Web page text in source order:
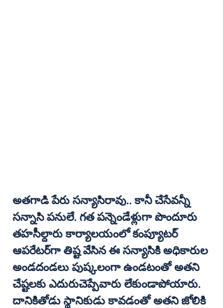
అతగాడి పేరు సన్యాసిరావు.. కానీ చేసేవన్నీ
సన్నాసి పనులే. గత పన్నెండేళ్లుగా పొందూరు
తహసీల్దారు కార్యాలయంలో కంప్యూటర్‌
ఆపరేటర్‌గా తిష్ట వేసిన ఈ సన్యాసికి అధికారుల
అండదండలు పుష్కలంగా ఉండటంతో అతని
చేష్టలకు ఎదురుచెప్పేవారు లేకుండాపోయారు.
దానికితోడు స్థానికుడు కావడంతో అతని జోలికి